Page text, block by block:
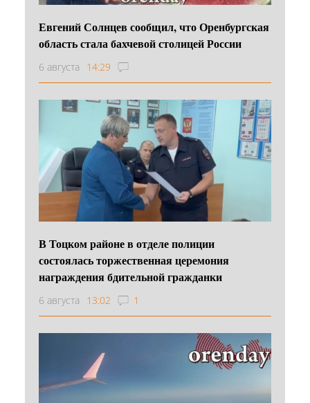
Евгений Солнцев сообщил, что Оренбургская
область стала бахчевой столицей России
6 августа 14:29
В Тоцком районе в отделе полиции
состоялась торжественная церемония
награждения бдительной гражданки
6 августа 13:02 1